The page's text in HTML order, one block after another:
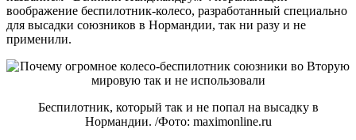
воображение беспилотник-колесо, разработанный специально
для высадки союзников в Нормандии, так ни разу и не
применили.
Беспилотник, который так и не попал на высадку в
Нормандии. /Фото: maximonline.ru